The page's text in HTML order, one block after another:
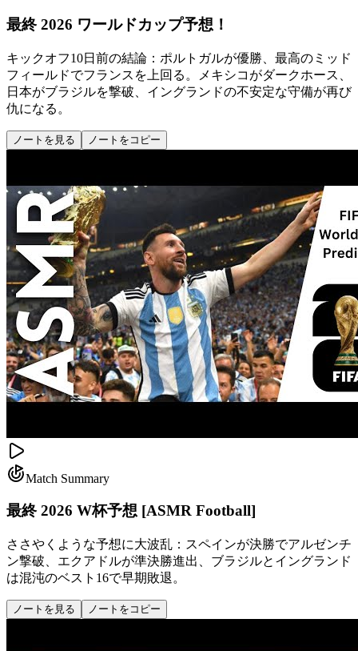
最終 2026 ワールドカップ予想！
キックオフ10日前の結論：ポルトガルが優勝、最高のミッド
フィールドでフランスを上回る。メキシコがダークホース、
日本がブラジルを撃破、イングランドの不安定な守備が再び
仇になる。
ノートを見る ノートをコピー
Match Summary
最終 2026 W杯予想 [ASMR Football]
ささやくような予想に大波乱：スペインが決勝でアルゼンチ
ン撃破、エクアドルが準決勝進出、ブラジルとイングランド
は混沌のベスト16で早期敗退。
ノートを見る ノートをコピー